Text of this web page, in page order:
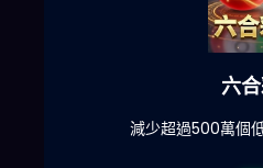
六
減少超過500萬個